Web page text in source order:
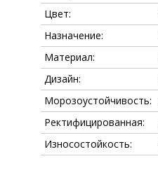
Цвет:
Назначение:
Материал:
Дизайн:
Морозоустойчивость:
Ректифицированная:
Износостойкость: